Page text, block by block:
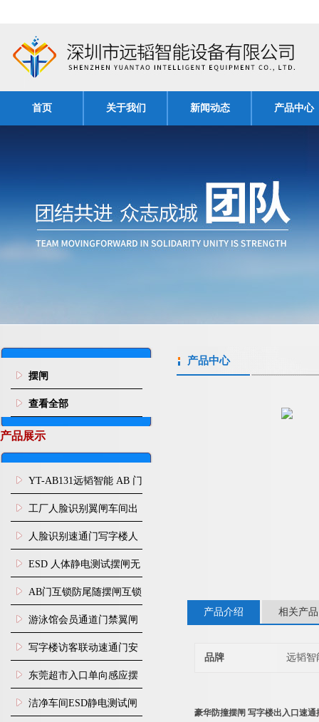
首页 关于我们 新闻动态 产品中心
摆闸
查看全部
产品展示
YT-AB131远韬智能 AB 门
闸机双通道互锁防尾随闸
机
工厂人脸识别翼闸车间出
入口人行通道门禁
人脸识别速通门写字楼人
行通道闸门禁设备
ESD 人体静电测试摆闸无
尘车间防静电闸机
AB门互锁防尾随摆闸互锁
闸机
游泳馆会员通道门禁翼闸
写字楼访客联动速通门安
装
东莞超市入口单向感应摆
闸安装
洁净车间ESD静电测试闸
产品中心
产品介绍 相关产品
品牌 远韬智
豪华防撞摆闸 写字楼出入口速通